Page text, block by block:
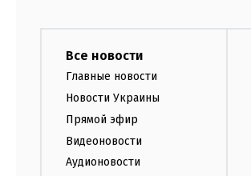
Все новости
Главные новости
Новости Украины
Прямой эфир
Видеоновости
Аудионовости